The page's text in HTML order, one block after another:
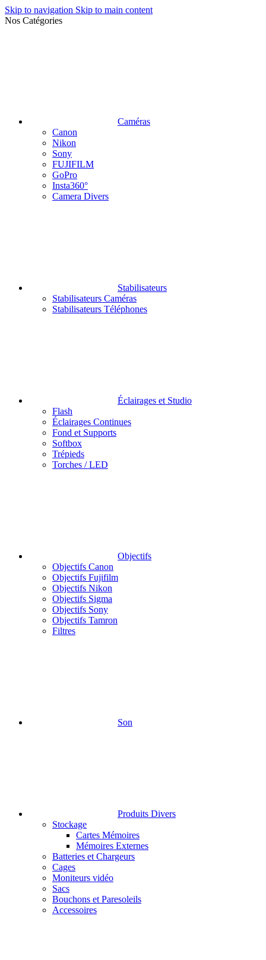
Skip to navigation Skip to main content
Nos Catégories
Caméras
Canon
Nikon
Sony
FUJIFILM
GoPro
Insta360°
Camera Divers
Stabilisateurs
Stabilisateurs Caméras
Stabilisateurs Téléphones
Éclairages et Studio
Flash
Éclairages Continues
Fond et Supports
Softbox
Trépieds
Torches / LED
Objectifs
Objectifs Canon
Objectifs Fujifilm
Objectifs Nikon
Objectifs Sigma
Objectifs Sony
Objectifs Tamron
Filtres
Son
Produits Divers
Stockage
Cartes Mémoires
Mémoires Externes
Batteries et Chargeurs
Cages
Moniteurs vidéo
Sacs
Bouchons et Paresoleils
Accessoires